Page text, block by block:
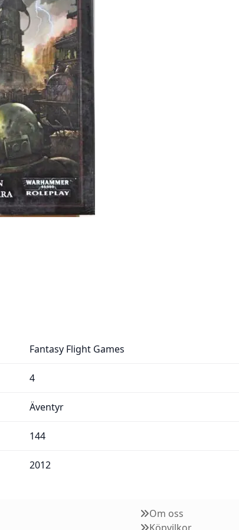
Fantasy Flight Games
4
Äventyr
144
2012
Om oss